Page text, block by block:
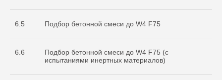
6.5 Подбор бетонной смеси до W4 F75
6.6
Подбор бетонной смеси до W4 F75 (с
испытаниями инертных материалов)
Остались вопросы